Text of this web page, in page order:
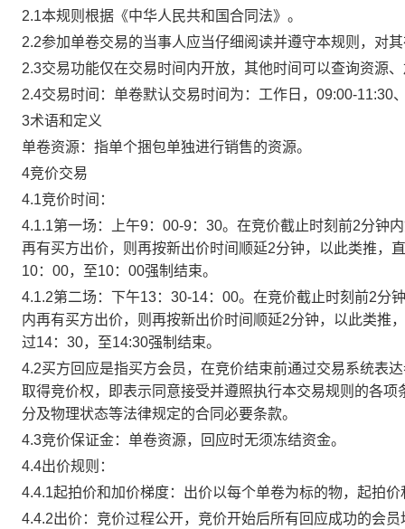
2.1本规则根据《中华人民共和国合同法》。
2.2参加单卷交易的当事人应当仔细阅读并遵守本规则，对
2.3交易功能仅在交易时间内开放，其他时间可以查询资源
2.4交易时间：单卷默认交易时间为：工作日，09:00-11:30
3术语和定义
单卷资源：指单个捆包单独进行销售的资源。
4竞价交易
4.1竞价时间：
4.1.1第一场：上午9：00-9：30。在竞价截止时刻前2分钟
再有买方出价，则再按新出价时间顺延2分钟，以此类推，
10：00，至10：00强制结束。
4.1.2第二场：下午13：30-14：00。在竞价截止时刻前2分
内再有买方出价，则再按新出价时间顺延2分钟，以此类推
过14：30，至14:30强制结束。
4.2买方回应是指买方会员，在竞价结束前通过交易系统表
取得竞价权，即表示同意接受并遵照执行本交易规则的各
分及物理状态等法律规定的合同必要条款。
4.3竞价保证金：单卷资源，回应时无须冻结资金。
4.4出价规则：
4.4.1起拍价和加价梯度：出价以每个单卷为标的物，起拍
4.4.2出价：竞价过程公开，竞价开始后所有回应成功的会